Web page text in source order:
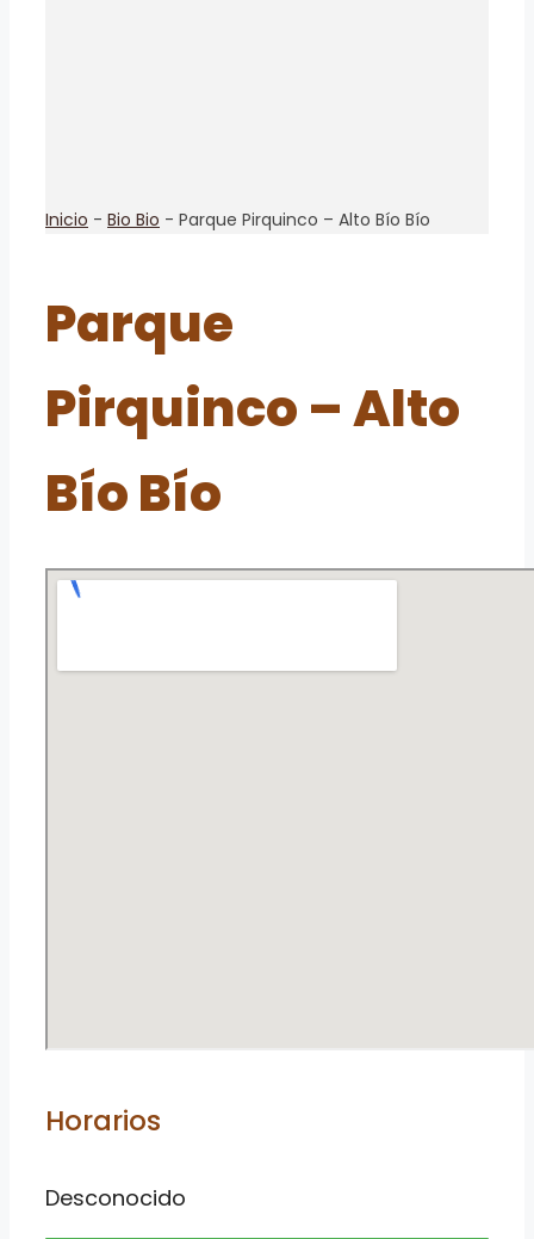
Inicio - Bio Bio - Parque Pirquinco – Alto Bío Bío
Parque
Pirquinco – Alto
Bío Bío
Horarios
Desconocido